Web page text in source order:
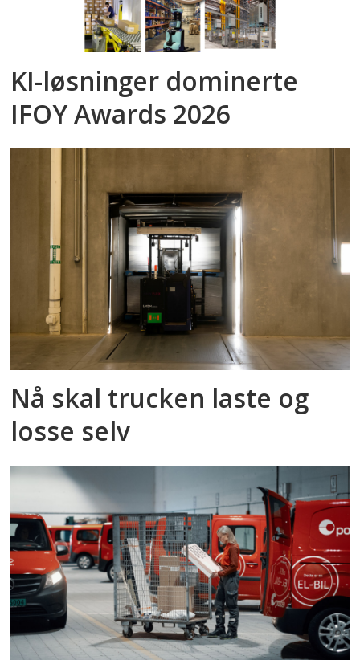
KI-løsninger dominerte
IFOY Awards 2026
Nå skal trucken laste og
losse selv